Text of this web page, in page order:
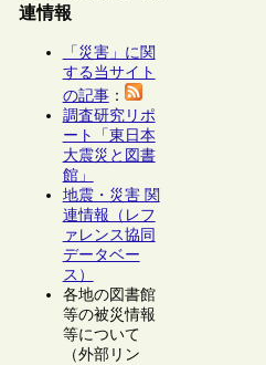
連情報
「災害」に関
する当サイト
の記事：
調査研究リポ
ート「東日本
大震災と図書
館」
地震・災害 関
連情報（レフ
ァレンス協同
データベー
ス）
各地の図書館
等の被災情報
等について
（外部リン